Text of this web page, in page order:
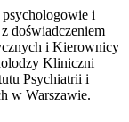
psychologowie i
doświadczeniem
i Kierownicy
Kliniczni
Psychiatrii i
w Warszawie.